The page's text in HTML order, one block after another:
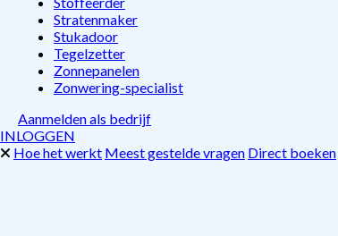
Stratenmaker
Stukadoor
Tegelzetter
Zonnepanelen
Zonwering-specialist
Aanmelden als bedrijf
INLOGGEN
Hoe het werkt Meest gestelde vragen Direct boeken